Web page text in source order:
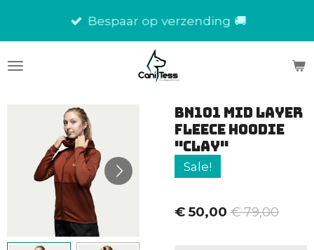
de
Bespaar op verzending 🚚
BN101 Mid Layer
Fleece Hoodie
"Clay"
Sale!
€ 50,00 € 79,00